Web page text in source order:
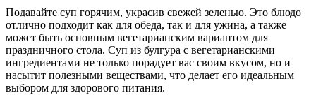
Подавайте суп горячим, украсив свежей зеленью. Это блюдо
отлично подходит как для обеда, так и для ужина, а также
может быть основным вегетарианским вариантом для
праздничного стола. Суп из булгура с вегетарианскими
ингредиентами не только порадует вас своим вкусом, но и
насытит полезными веществами, что делает его идеальным
выбором для здорового питания.